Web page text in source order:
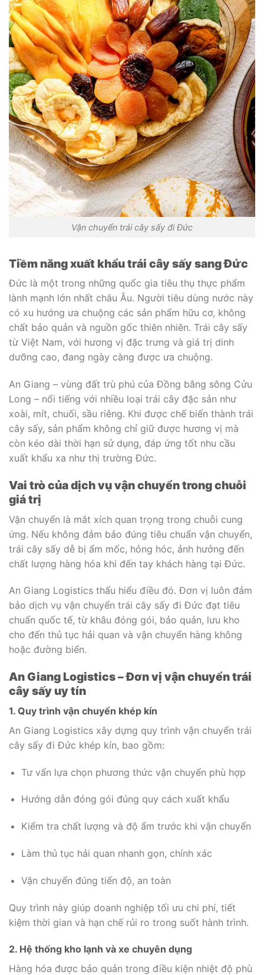
Vận chuyển trái cây sấy đi Đức
Tiềm năng xuất khẩu trái cây sấy sang Đức
Đức là một trong những quốc gia tiêu thụ thực phẩm
lành mạnh lớn nhất châu Âu. Người tiêu dùng nước này
có xu hướng ưa chuộng các sản phẩm hữu cơ, không
chất bảo quản và nguồn gốc thiên nhiên. Trái cây sấy
từ Việt Nam, với hương vị đặc trưng và giá trị dinh
dưỡng cao, đang ngày càng được ưa chuộng.
An Giang – vùng đất trù phú của Đồng bằng sông Cửu
Long – nổi tiếng với nhiều loại trái cây đặc sản như
xoài, mít, chuối, sầu riêng. Khi được chế biến thành trái
cây sấy, sản phẩm không chỉ giữ được hương vị mà
còn kéo dài thời hạn sử dụng, đáp ứng tốt nhu cầu
xuất khẩu xa như thị trường Đức.
Vai trò của dịch vụ vận chuyển trong chuỗi
giá trị
Vận chuyển là mắt xích quan trọng trong chuỗi cung
ứng. Nếu không đảm bảo đúng tiêu chuẩn vận chuyển,
trái cây sấy dễ bị ẩm mốc, hỏng hóc, ảnh hưởng đến
chất lượng hàng hóa khi đến tay khách hàng tại Đức.
An Giang Logistics thấu hiểu điều đó. Đơn vị luôn đảm
bảo dịch vụ vận chuyển trái cây sấy đi Đức đạt tiêu
chuẩn quốc tế, từ khâu đóng gói, bảo quản, lưu kho
cho đến thủ tục hải quan và vận chuyển hàng không
hoặc đường biển.
An Giang Logistics – Đơn vị vận chuyển trái
cây sấy uy tín
1. Quy trình vận chuyển khép kín
An Giang Logistics xây dựng quy trình vận chuyển trái
cây sấy đi Đức khép kín, bao gồm:
Tư vấn lựa chọn phương thức vận chuyển phù hợp
Hướng dẫn đóng gói đúng quy cách xuất khẩu
Kiểm tra chất lượng và độ ẩm trước khi vận chuyển
Làm thủ tục hải quan nhanh gọn, chính xác
Vận chuyển đúng tiến độ, an toàn
Quy trình này giúp doanh nghiệp tối ưu chi phí, tiết
kiệm thời gian và hạn chế rủi ro trong suốt hành trình.
2. Hệ thống kho lạnh và xe chuyên dụng
Hàng hóa được bảo quản trong điều kiện nhiệt độ phù